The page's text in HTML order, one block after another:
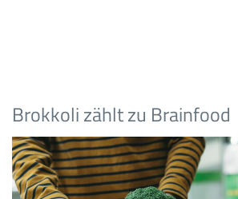
Brokkoli zählt zu Brainfood